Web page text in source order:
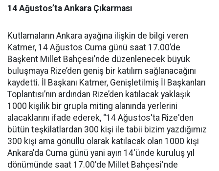
14 Ağustos’ta Ankara Çıkarması
Kutlamaların Ankara ayağına ilişkin de bilgi veren
Katmer, 14 Ağustos Cuma günü saat 17.00’de
Başkent Millet Bahçesi’nde düzenlenecek büyük
buluşmaya Rize’den geniş bir katılım sağlanacağını
kaydetti. İl Başkanı Katmer, Genişletilmiş İl Başkanları
Toplantısı’nın ardından Rize’den katılacak yaklaşık
1000 kişilik bir grupla miting alanında yerlerini
alacaklarını ifade ederek, “14 Ağustos'ta Rize'den
bütün teşkilatlardan 300 kişi ile tabii bizim yazdığımız
300 kişi ama gönüllü olarak katılacak olan 1000 kişi
Ankara'da Cuma günü yani ayın 14'ünde kuruluş yıl
dönümünde saat 17.00'de Millet Bahçesi'nde